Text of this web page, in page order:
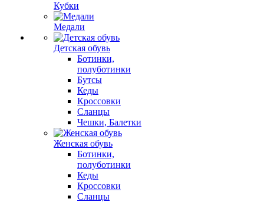
Кубки
Медали
Детская обувь
Ботинки,
полуботинки
Бутсы
Кеды
Кроссовки
Сланцы
Чешки, Балетки
Женская обувь
Ботинки,
полуботинки
Кеды
Кроссовки
Сланцы